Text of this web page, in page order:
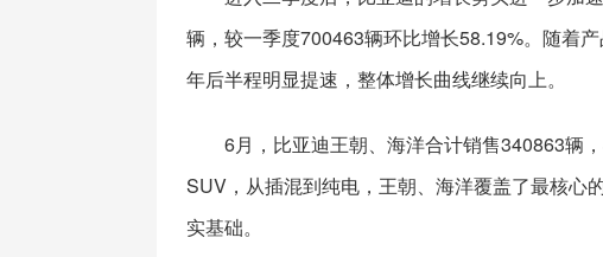
辆，较一季度700463辆环比增长58.19%。随着
年后半程明显提速，整体增长曲线继续向上。
6月，比亚迪王朝、海洋合计销售340863辆
SUV，从插混到纯电，王朝、海洋覆盖了最核心
实基础。